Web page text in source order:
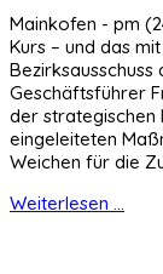
Mainkofen - pm
Kurs – und das
Geschäftsführer
der strategischen
eingeleiteten
Weichen für die
Weiterlesen ...